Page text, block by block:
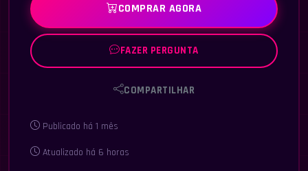
COMPRAR AGORA
FAZER PERGUNTA
COMPARTILHAR
Publicado há 1 mês
Atualizado há 6 horas